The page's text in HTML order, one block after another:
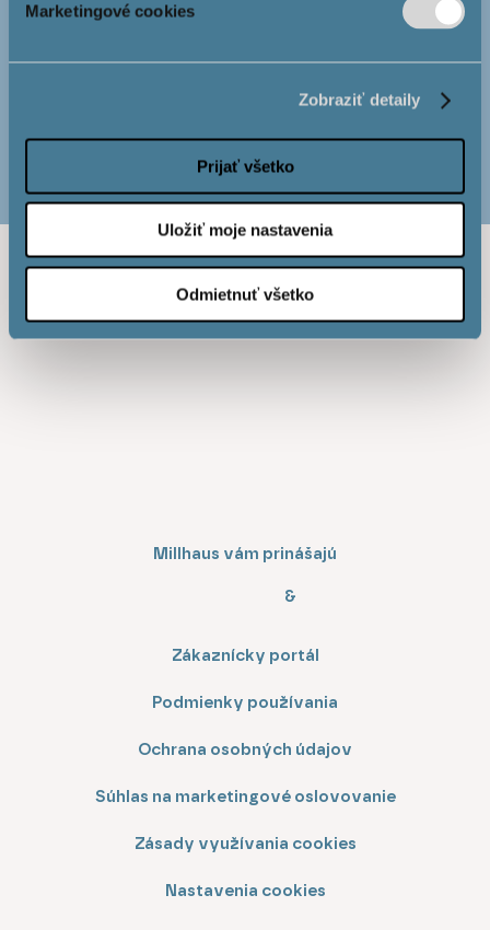
Marketingové cookies
Zobraziť detaily
Prijať všetko
Uložiť moje nastavenia
Odmietnuť všetko
Millhaus vám prinášajú
&
Zákaznícky portál
Podmienky používania
Ochrana osobných údajov
Súhlas na marketingové oslovovanie
Zásady využívania cookies
Nastavenia cookies